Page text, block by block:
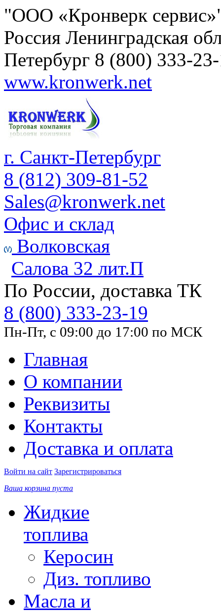
"ООО «Кронверк
Россия Ленинградская
Петербург 8 (800) 333-
www.kronwerk.net
г. Санкт-Петербург
8 (812) 309-81-52
Sales@kronwerk.net
Офис и склад
Волковская
Салова 32 лит.П
По России, доставка ТК
8 (800) 333-23-19
Пн-Пт, с 09:00 до 17:00 по МСК
Главная
О компании
Реквизиты
Контакты
Доставка и оплата
Войти на сайт Зарегистрироваться
Ваша корзина пуста
Жидкие
топлива
Керосин
Диз. топливо
Масла и